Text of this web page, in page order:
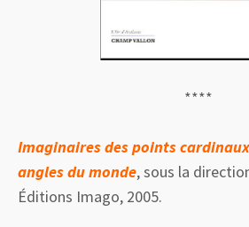
****
Imaginaires des points
angles du monde, sous la
Éditions Imago, 2005.